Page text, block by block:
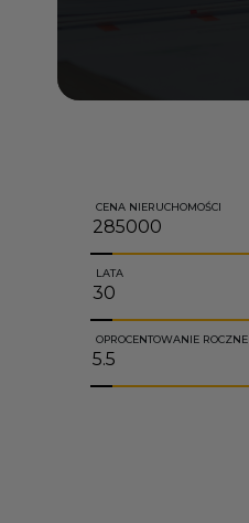
CENA NIERUCHOMOŚCI
LATA
OPROCENTOWANIE ROCZNE